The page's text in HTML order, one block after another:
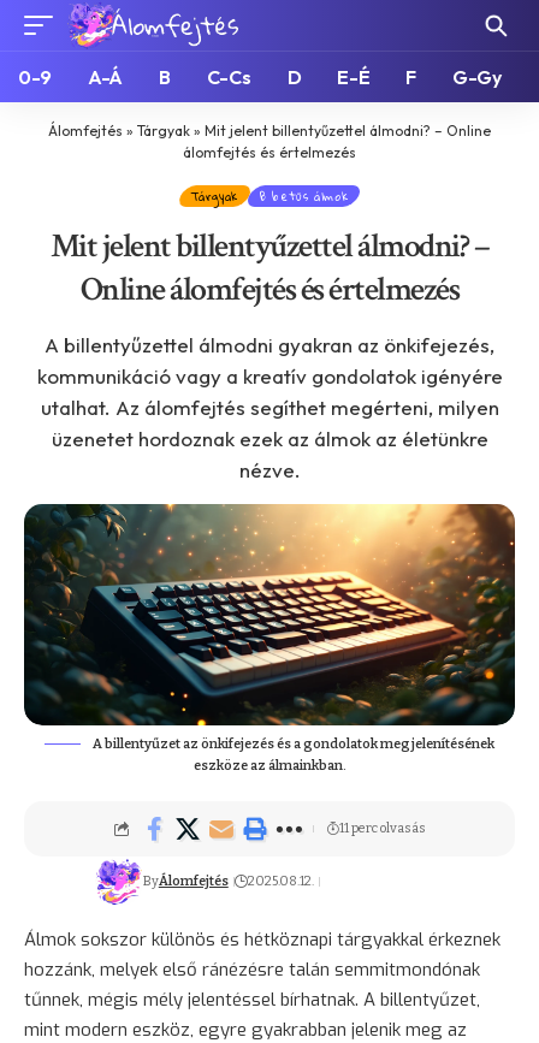
0-9 A-Á B C-Cs D E-É F G-Gy
Álomfejtés » Tárgyak » Mit jelent billentyűzettel álmodni? – Online
álomfejtés és értelmezés
Tárgyak B betűs álmok
Mit jelent billentyűzettel álmodni? –
Online álomfejtés és értelmezés
A billentyűzettel álmodni gyakran az önkifejezés,
kommunikáció vagy a kreatív gondolatok igényére
utalhat. Az álomfejtés segíthet megérteni, milyen
üzenetet hordoznak ezek az álmok az életünkre
nézve.
A billentyűzet az önkifejezés és a gondolatok megjelenítésének
eszköze az álmainkban.
ByÁlomfejtés 2025.08.12.
11 perc olvasás
Álmok sokszor különös és hétköznapi tárgyakkal érkeznek
hozzánk, melyek első ránézésre talán semmitmondónak
tűnnek, mégis mély jelentéssel bírhatnak. A billentyűzet,
mint modern eszköz, egyre gyakrabban jelenik meg az